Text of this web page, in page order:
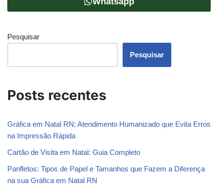
Pesquisar
Pesquisar
Posts recentes
Gráfica em Natal RN: Atendimento Humanizado que Evita Erros
na Impressão Rápida
Cartão de Visita em Natal: Guia Completo
Panfletos: Tipos de Papel e Tamanhos que Fazem a Diferença
na sua Gráfica em Natal RN